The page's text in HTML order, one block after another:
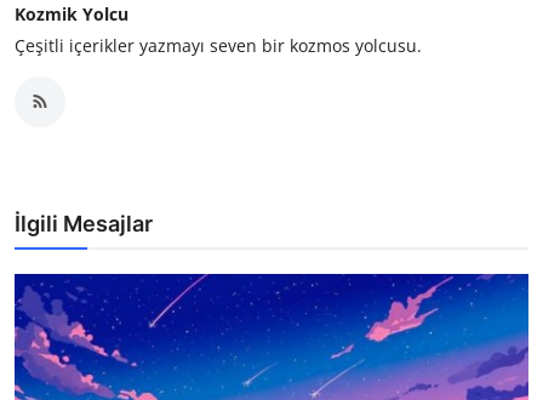
Kozmik Yolcu
Çeşitli içerikler yazmayı seven bir kozmos yolcusu.
İlgili Mesajlar